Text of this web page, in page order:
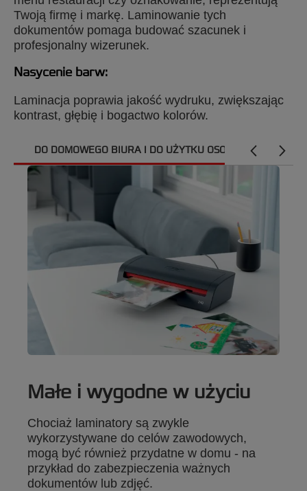
potrzeby wkładania dokumentów do
pojedynczych koszulek.
Główne zalety:
laminowania dużych nakładów
błyszczącą nawiniętą na rolkę
Wysoka jakość laminacji za każdym razem
Twoją firmę i markę. Laminowanie tych
dokumentów pomaga budować szacunek i
profesjonalny wizerunek.
Nasycenie barw:
Laminacja poprawia jakość wydruku, zwiększając
kontrast, głębię i bogactwo kolorów.
DO DOMOWEGO BIURA I DO UŻYTKU OSOBISTEGO
Małe i wygodne w użyciu
Chociaż laminatory są zwykle
wykorzystywane do celów zawodowych,
mogą być również przydatne w domu - na
przykład do zabezpieczenia ważnych
dokumentów lub zdjęć.